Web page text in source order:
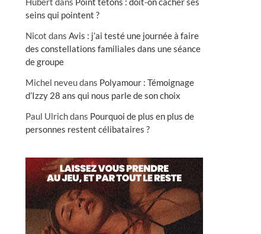
seins qui pointent ?
Nicot dans Avis : j’ai testé une journée à faire
des constellations familiales dans une séance
de groupe
Michel neveudans Polyamour : Témoignage
d’Izzy 28 ans qui nous parle de son choix
Paul Ulrichdans Pourquoi de plus en plus de
personnes restent célibataires ?